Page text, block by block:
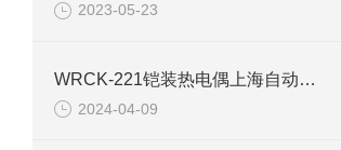
2023-05-23
WRCK-221铠装热电偶上海自动化仪表三厂产品介绍
2024-04-09